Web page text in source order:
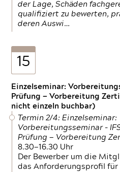
der Lage, Schäden
qualifiziert zu bewerten,
deren Auswi…
15
Einzelseminar:
Prüfung — Vorbereitung
nicht einzeln buchbar)
Termin 2/4: Einzelseminar:
Vorbereitungsseminar -
Prüfung — Vorbereitung
8.30—16.30 Uhr
Der Bewerber um die
das Anforderungsprofil für